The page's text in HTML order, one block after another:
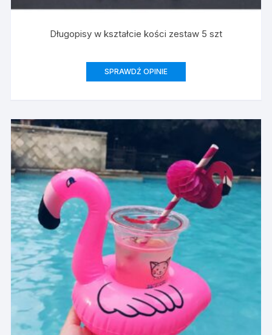
Długopisy w kształcie kości zestaw 5 szt
SPRAWDŹ OPINIE